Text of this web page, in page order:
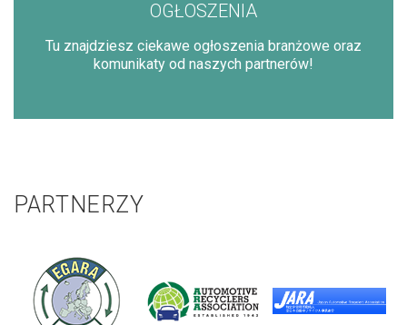
OGŁOSZENIA
Tu znajdziesz ciekawe ogłoszenia branżowe oraz
komunikaty od naszych partnerów!
PARTNERZY